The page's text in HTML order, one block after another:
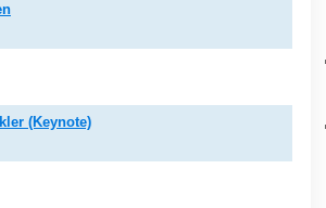
(Keynote)